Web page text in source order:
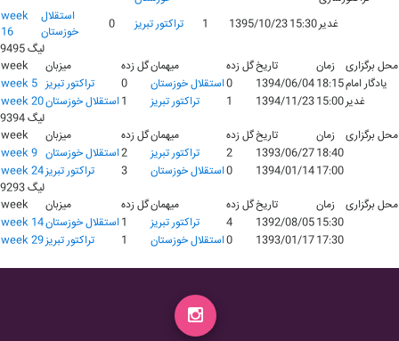
week
16
استقلال
خوزستان
0 تراکتور تبریز 1 1395/10/2315:30غدیر
لیگ 9495
week
میزبان گل زدهمیهمان گل زدهتاریخ زمان
محل برگزاری
week 5 تراکتور تبریز 0 استقلال خوزستان0 1394/06/0418:15یادگار امام
week 20استقلال خوزستان1 تراکتور تبریز 1 1394/11/2315:00غدیر
لیگ 9394
week
میزبان گل زدهمیهمان گل زدهتاریخ زمان
محل برگزاری
week 9 استقلال خوزستان2 تراکتور تبریز 2 1393/06/2718:40
week 24تراکتور تبریز 3 استقلال خوزستان0 1394/01/1417:00
لیگ 9293
week
میزبان گل زدهمیهمان گل زدهتاریخ زمان
محل برگزاری
week 14استقلال خوزستان1 تراکتور تبریز 4 1392/08/0515:30
week 29تراکتور تبریز 1 استقلال خوزستان0 1393/01/1717:30